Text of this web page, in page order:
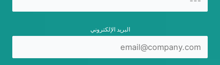
البريد الإلكتروني